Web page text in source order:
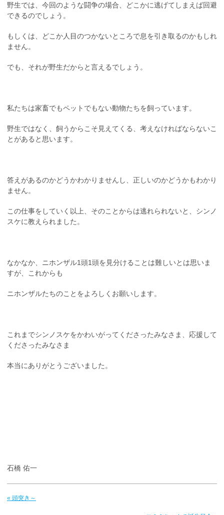
野生では、今回のような闘争の場合、どこかに逃げてしまえば回避
できるのでしょう。
もしくは、どこか人目のつかないところで息を引き取るのかもしれ
ません。
でも、それが野生だからと言えるでしょう。
私たちは家畜でもペットでもない動物たちを飼っています。
野生ではなく、飼うからこそ見えてくる、考えなければならないこ
とがあると思います。
答えがあるのかどうかわかりませんし、正しいのかどうかもわかり
ません。
この仕事をしていく以上、そのことからは逃れられないと、シンノ
スケに教えられました。
なかなか、ニホンザル1頭1頭を見分けることは難しいとは思いま
すが、これからも
ニホンザルたちのことをよろしくお願いします。
これまでシンノスケをかわいがってくださったみなさま、応援して
くださったみなさま
本当にありがとうございました。
石橋 佑一
« 頭突き～